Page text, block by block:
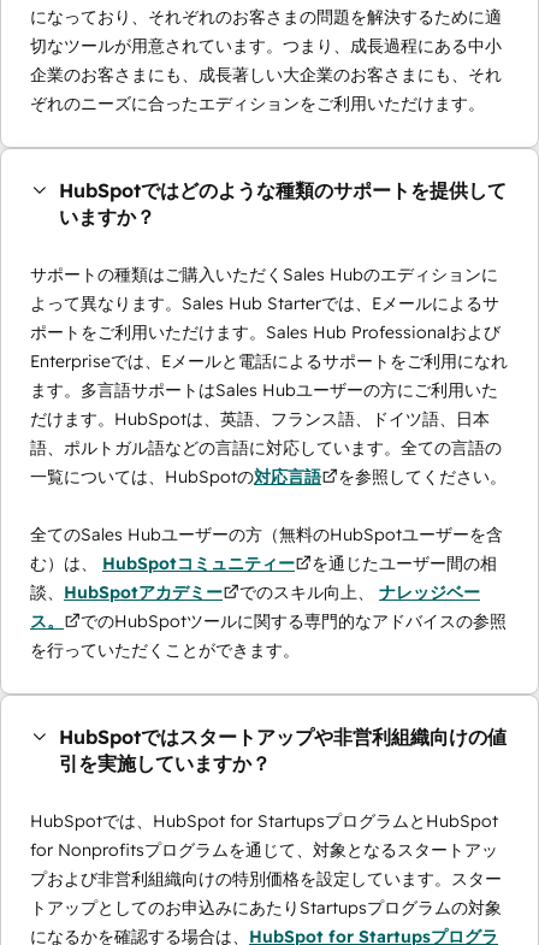
になっており、それぞれのお客さまの問題を解決するために適
切なツールが用意されています。つまり、成長過程にある中小
企業のお客さまにも、成長著しい大企業のお客さまにも、それ
ぞれのニーズに合ったエディションをご利用いただけます。
HubSpotではどのような種類のサポートを提供して
いますか？
サポートの種類はご購入いただくSales Hubのエディションに
よって異なります。Sales Hub Starterでは、Eメールによるサ
ポートをご利用いただけます。Sales Hub Professionalおよび
Enterpriseでは、Eメールと電話によるサポートをご利用になれ
ます。多言語サポートはSales Hubユーザーの方にご利用いた
だけます。HubSpotは、英語、フランス語、ドイツ語、日本
語、ポルトガル語などの言語に対応しています。全ての言語の
一覧については、HubSpotの対応言語 を参照してください。
全てのSales Hubユーザーの方（無料のHubSpotユーザーを含
む）は、 HubSpotコミュニティー
を通じたユーザー間の相
談、 HubSpotアカデミー でのスキル向上、 ナレッジベー
ス。
でのHubSpotツールに関する専門的なアドバイスの参照
を行っていただくことができます。
HubSpotではスタートアップや非営利組織向けの値
引を実施していますか？
HubSpotでは、HubSpot for StartupsプログラムとHubSpot
for Nonprofitsプログラムを通じて、対象となるスタートアッ
プおよび非営利組織向けの特別価格を設定しています。スター
トアップとしてのお申込みにあたりStartupsプログラムの対象
になるかを確認する場合は、 HubSpot for Startupsプログラ